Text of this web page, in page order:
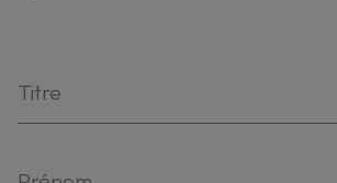
Titre